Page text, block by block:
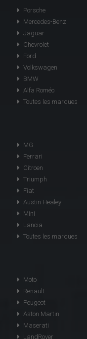
Porsche
Mercedes-Benz
Jaguar
Chevrolet
Ford
Volkswagen
BMW
Alfa Roméo
Toutes les marques
MG
Ferrari
Citroen
Triumph
Fiat
Austin Healey
Mini
Lancia
Toutes les marques
Moto
Renault
Peugeot
Aston Martin
Maserati
LandRover